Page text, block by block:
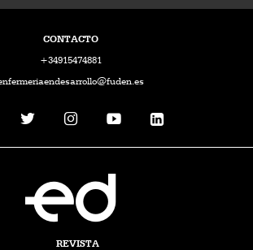
CONTACTO
+34915474881
REVISTA